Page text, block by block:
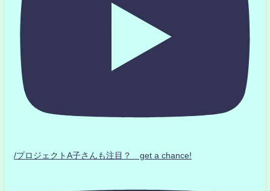
/プロジェクトA子さんも注目？ get a chance!